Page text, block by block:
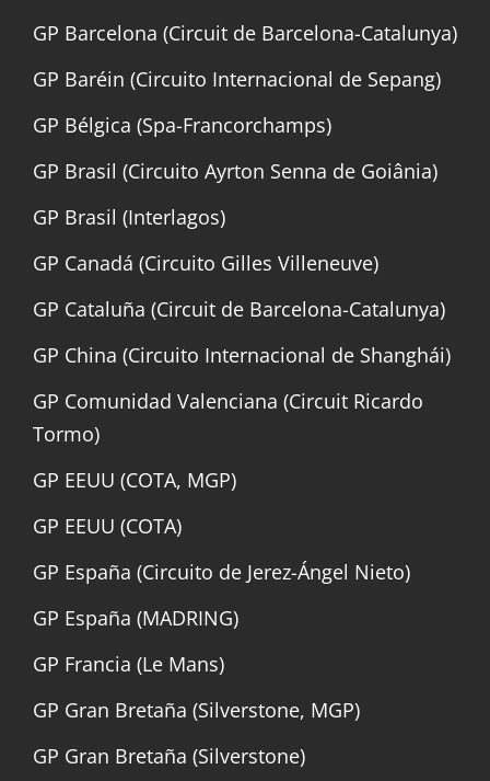
GP Barcelona (Circuit de Barcelona-Catalunya)
GP Baréin (Circuito Internacional de Sepang)
GP Bélgica (Spa-Francorchamps)
GP Brasil (Circuito Ayrton Senna de Goiânia)
GP Brasil (Interlagos)
GP Canadá (Circuito Gilles Villeneuve)
GP Cataluña (Circuit de Barcelona-Catalunya)
GP China (Circuito Internacional de Shanghái)
GP Comunidad Valenciana (Circuit Ricardo
Tormo)
GP EEUU (COTA, MGP)
GP EEUU (COTA)
GP España (Circuito de Jerez-Ángel Nieto)
GP España (MADRING)
GP Francia (Le Mans)
GP Gran Bretaña (Silverstone, MGP)
GP Gran Bretaña (Silverstone)